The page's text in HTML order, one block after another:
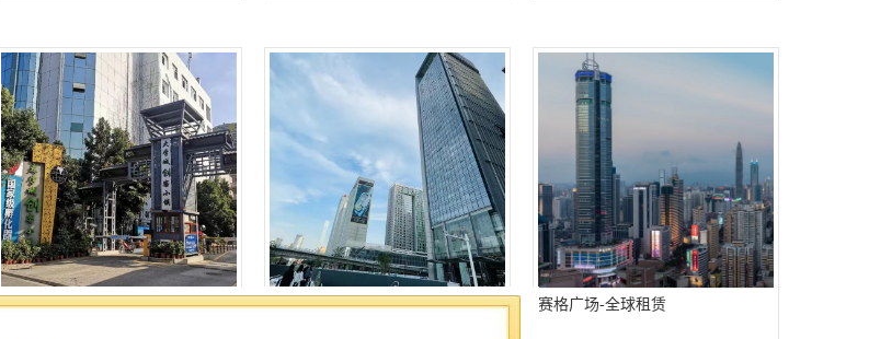
大学城创客小镇-全球租赁 星河世纪大厦-全球租赁 赛格广场-全球租赁